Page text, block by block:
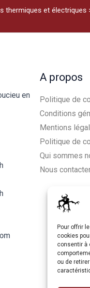
Pour offrir
cookies
consentir à
ou de
thermiques et électriques
en
A propos
Politique de
Conditions
Mentions
Politique de
Qui sommes
Nous